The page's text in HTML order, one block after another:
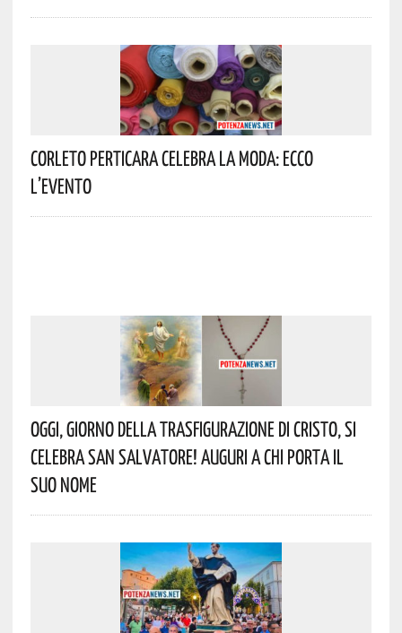
Corleto Perticara Celebra La Moda: Ecco
L’evento
Oggi, Giorno Della Trasfigurazione Di Cristo, Si
Celebra San Salvatore! Auguri A Chi Porta Il
Suo Nome